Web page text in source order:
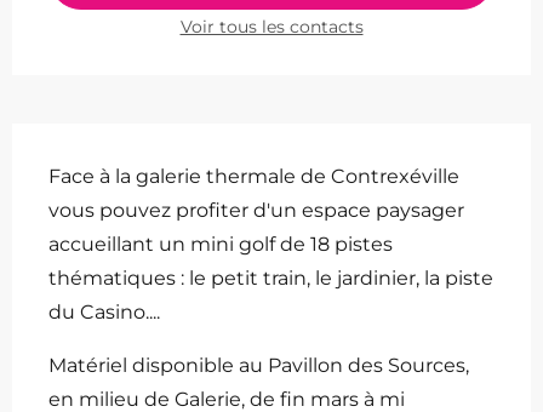
Voir tous les contacts
Face à la galerie thermale de Contrexéville
vous pouvez profiter d'un espace paysager
accueillant un mini golf de 18 pistes
thématiques : le petit train, le jardinier, la piste
du Casino....
Matériel disponible au Pavillon des Sources,
en milieu de Galerie, de fin mars à mi